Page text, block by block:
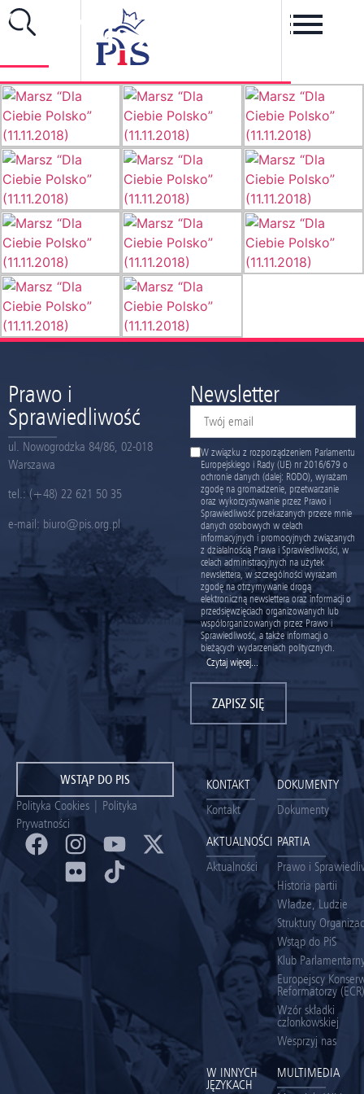
(11.11.2018)
Prawo i
Sprawiedliwość
ul. Nowogrodzka 84/86, 02-018
Warszawa
tel.: (+48) 22 621 50 35
e-mail: biuro@pis.org.pl
Newsletter
W związku z rozporządzeniem Parlamentu
Europejskiego i Rady (UE) nr 2016/679 o
ochronie danych (dalej: RODO), wyrażam
zgodę na gromadzenie, przetwarzanie
oraz wykorzystywanie przez Prawo i
Sprawiedliwość przekazanych przeze mnie
danych osobowych w celach
informacyjnych i promocyjnych związanych
z działalnością Prawa i Sprawiedliwości, w
celach administracyjnych na użytek
newslettera, w szczególności wyrażam
zgodę na otrzymywanie drogą
elektroniczną newslettera oraz informacji o
przedsięwzięciach organizowanych lub
współorganizowanych przez Prawo i
Sprawiedliwość, a także informacji o
bieżących wydarzeniach politycznych.
Czytaj więcej...
ZAPISZ SIĘ
WSTĄP DO PIS
Polityka Cookies | Polityka
Prywatności
KONTAKT
Kontakt
DOKUMENTY
Dokumenty
AKTUALNOŚCI
Aktualności
PARTIA
Prawo i
Historia partii
Władze, Ludzie
Struktury
Wstąp do PiS
Klub
Europejscy
Reformatorzy (ECR)
Wzór składki
członkowskiej
Wesprzyj nas
W INNYCH
JĘZYKACH
MULTIMEDIA